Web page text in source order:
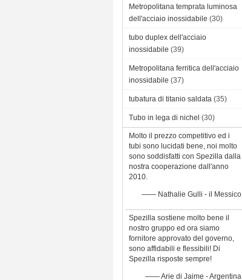
Metropolitana temprata luminosa
dell'acciaio inossidabile (30)
tubo duplex dell'acciaio
inossidabile (39)
Metropolitana ferritica dell'acciaio
inossidabile (37)
tubatura di titanio saldata (35)
Tubo in lega di nichel (30)
Molto il prezzo competitivo ed i
tubi sono lucidati bene, noi molto
sono soddisfatti con Spezilla dalla
nostra cooperazione dall'anno
2010.
—— Nathalie Gulli - il Messico
Spezilla sostiene molto bene il
nostro gruppo ed ora siamo
fornitore approvato del governo,
sono affidabili e flessibili! Di
Spezilla risposte sempre!
—— Arie di Jaime - Argentina